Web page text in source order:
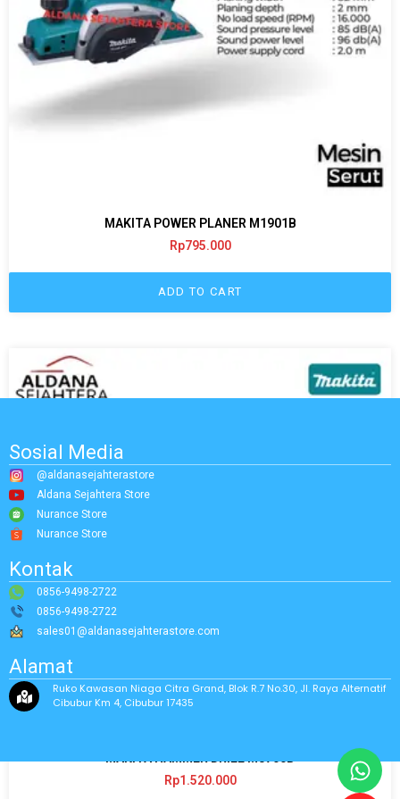
MAKITA POWER PLANER M1901B
Rp795.000
ADD TO CART
Rp1.520.000
Sosial Media
@aldanasejahterastore
Aldana Sejahtera Store
Nurance Store
Nurance Store
Kontak
0856-9498-2722
0856-9498-2722
sales01@aldanasejahterastore.com
Alamat
Ruko Kawasan Niaga Citra Grand, Blok R.7 No.30, Jl. Raya Alternatif
Cibubur Km 4, Cibubur 17435